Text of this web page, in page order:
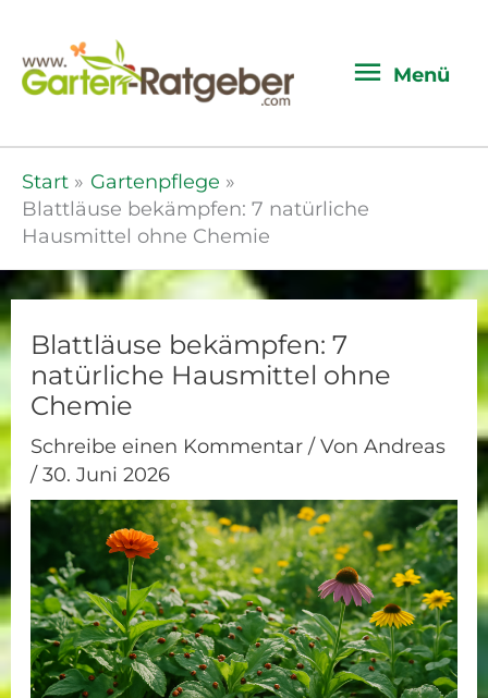
Menü
Start
Gartenpflege
Blattläuse bekämpfen: 7 natürliche
Hausmittel ohne Chemie
Blattläuse bekämpfen: 7
natürliche Hausmittel ohne
Chemie
Schreibe einen Kommentar / VonAndreas
/30. Juni 2026